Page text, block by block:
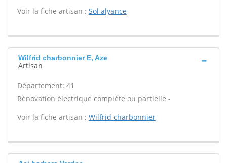
Voir la fiche artisan : Sol alyance
Wilfrid charbonnier E, Aze
Artisan
Département: 41
Rénovation électrique complète ou partielle -
Voir la fiche artisan : Wilfrid charbonnier